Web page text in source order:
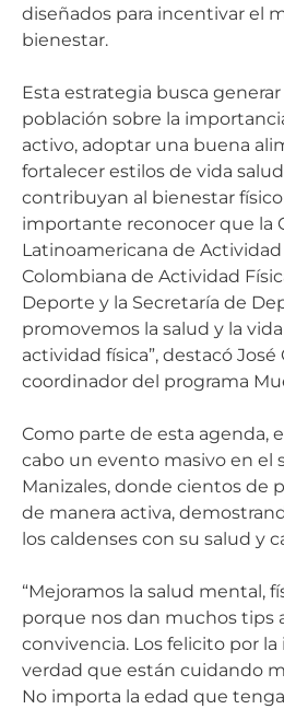
diseñados para incentivar el
bienestar.
Esta estrategia busca
población sobre la
activo, adoptar una buena
fortalecer estilos de vida
contribuyan al bienestar
importante reconocer que la
Latinoamericana de Actividad
Colombiana de Actividad
Deporte y la Secretaría de
promovemos la salud y la
actividad física”, destacó José
coordinador del programa
Como parte de esta agenda,
cabo un evento masivo en el
Manizales, donde cientos de
de manera activa,
los caldenses con su salud y
“Mejoramos la salud mental,
porque nos dan muchos tips
convivencia. Los felicito por
verdad que están cuidando
No importa la edad que